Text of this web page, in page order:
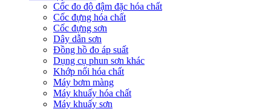
Cốc đo độ đậm đặc hóa chất
Cốc đựng hóa chất
Cốc đựng sơn
Dây dẫn sơn
Đồng hồ đo áp suất
Dụng cụ phun sơn khác
Khớp nối hóa chất
Máy bơm màng
Máy khuấy hóa chất
Máy khuấy sơn